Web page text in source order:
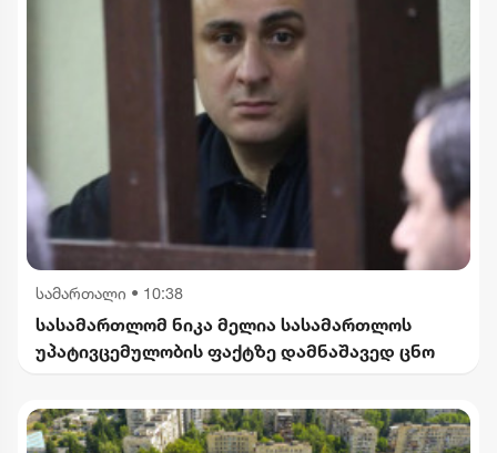
სამართალი • 10:38
სასამართლომ ნიკა მელია სასამართლოს
უპატივცემულობის ფაქტზე დამნაშავედ ცნო